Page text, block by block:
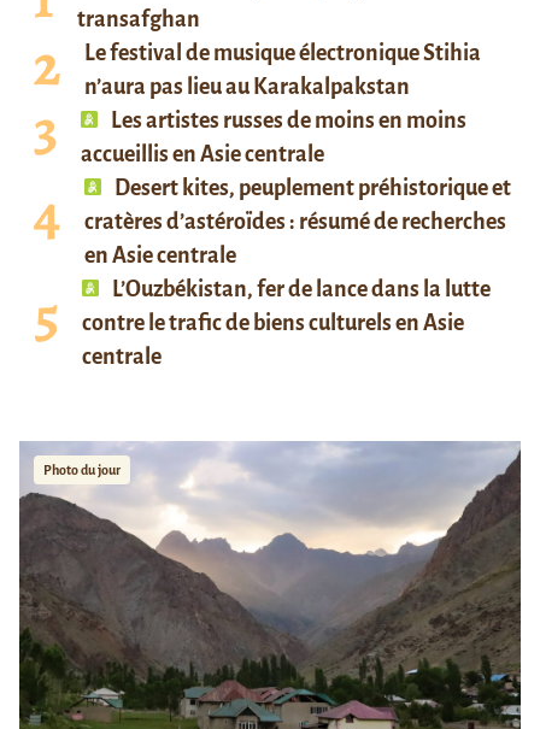
transafghan
Le festival de musique électronique Stihia
n’aura pas lieu au Karakalpakstan
Les artistes russes de moins en moins
accueillis en Asie centrale
Desert kites, peuplement préhistorique et
cratères d’astéroïdes : résumé de recherches
en Asie centrale
L’Ouzbékistan, fer de lance dans la lutte
contre le trafic de biens culturels en Asie
centrale
Photo du jour